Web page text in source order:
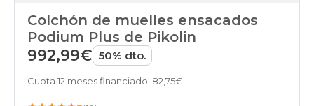
Colchón de muelles ensacados
Podium Plus de Pikolin
992,99€ 50% dto.
Cuota 12 meses financiado: 82,75€